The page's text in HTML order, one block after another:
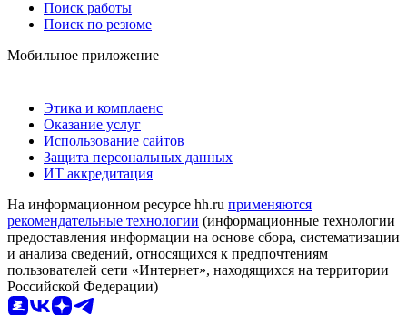
Поиск работы
Поиск по резюме
Мобильное приложение
Этика и комплаенс
Оказание услуг
Использование сайтов
Защита персональных данных
ИТ аккредитация
На информационном ресурсе hh.ru применяются
рекомендательные технологии (информационные технологии
предоставления информации на основе сбора, систематизации
и анализа сведений, относящихся к предпочтениям
пользователей сети «Интернет», находящихся на территории
Российской Федерации)